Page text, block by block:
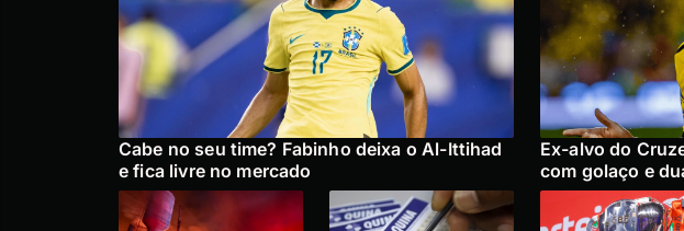
Cabe no seu time? Fabinho deixa o Al-Ittihad
e fica livre no mercado
Ex-alvo do
com golaço e